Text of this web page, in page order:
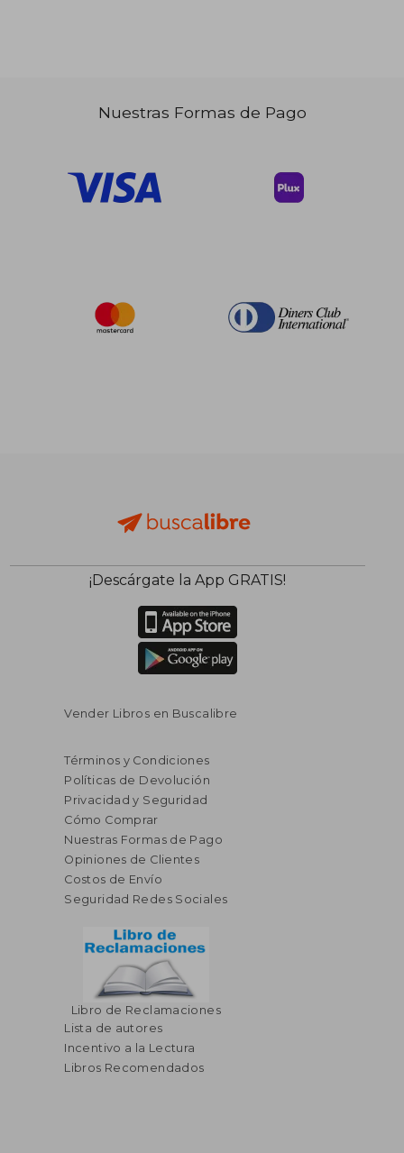
45% $ 46.48
$ 25.57
45%
dcto.
45%
dcto.
$ 41.40
$ 22.77
Nuestras Formas de Pago
¡Descárgate la App GRATIS!
Vender Libros en Buscalibre
Términos y Condiciones
Políticas de Devolución
Privacidad y Seguridad
Cómo Comprar
Nuestras Formas de Pago
Opiniones de Clientes
Costos de Envío
Seguridad Redes Sociales
Libro de Reclamaciones
Lista de autores
Incentivo a la Lectura
Libros Recomendados